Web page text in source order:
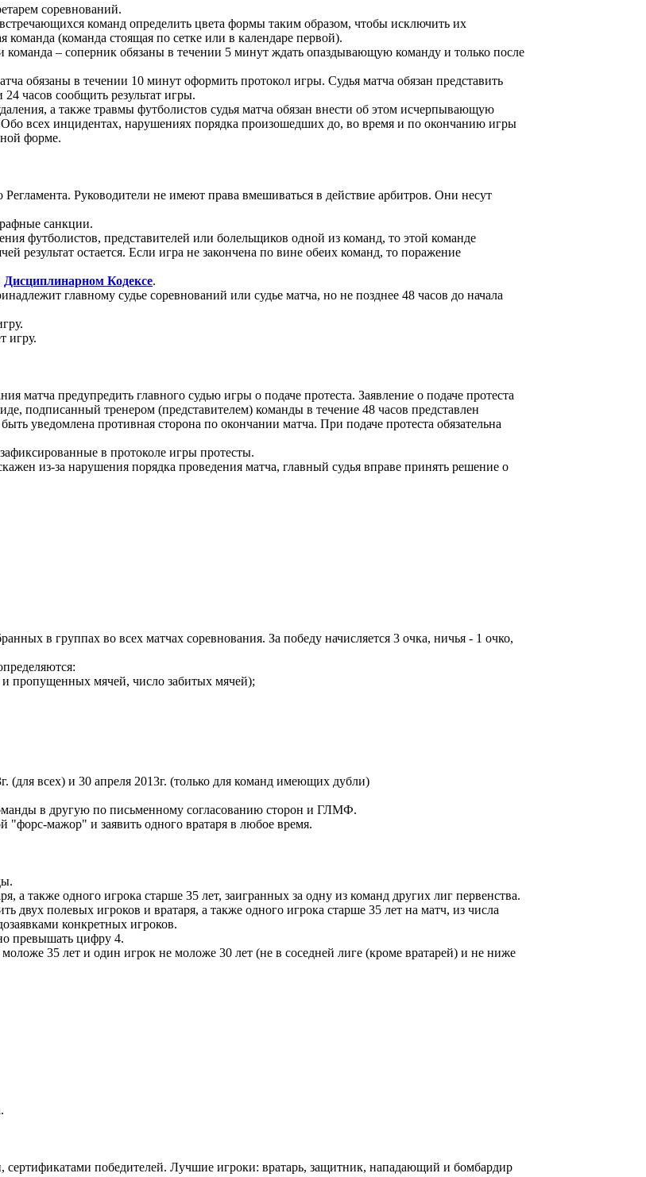
соревнований.
команд определить цвета формы таким образом, чтобы исключить их
(команда стоящая по сетке или в календаре первой).
– соперник обязаны в течении 5 минут ждать опаздывающую команду и только после
обязаны в течении 10 минут оформить протокол игры. Судья матча обязан представить
часов сообщить результат игры.
а также травмы футболистов судья матча обязан внести об этом исчерпывающую
Обо всех инцидентах, нарушениях порядка произошедших до, во время и по окончанию игры
форме.
Руководители не имеют права вмешиваться в действие арбитров. Они несут
санкции.
футболистов, представителей или болельщиков одной из команд, то этой команде
результат остается. Если игра не закончена по вине обеих команд, то поражение
Дисциплинарном Кодексе.
главному судье соревнований или судье матча, но не позднее 48 часов до начала
игру.
матча предупредить главного судью игры о подаче протеста. Заявление о подаче протеста
подписанный тренером (представителем) команды в течение 48 часов представлен
уведомлена противная сторона по окончании матча. При подаче протеста обязательна
в протоколе игры протесты.
из-за нарушения порядка проведения матча, главный судья вправе принять решение о
в группах во всех матчах соревнования. За победу начисляется 3 очка, ничья - 1 очко,
и пропущенных мячей, число забитых мячей);
(для всех) и 30 апреля 2013г. (только для команд имеющих дубли)
в другую по письменному согласованию сторон и ГЛМФ.
"форс-мажор" и заявить одного вратаря в любое время.
а также одного игрока старше 35 лет, заигранных за одну из команд других лиг первенства.
полевых игроков и вратаря, а также одного игрока старше 35 лет на матч, из числа
конкретных игроков.
превышать цифру 4.
35 лет и один игрок не моложе 30 лет (не в соседней лиге (кроме вратарей) и не ниже
победителей. Лучшие игроки: вратарь, защитник, нападающий и бомбардир